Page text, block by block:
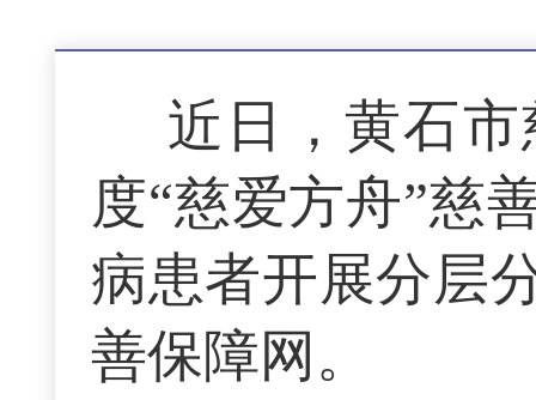
近日，黄石
度“慈爱方舟”慈
病患者开展分层
善保障网。